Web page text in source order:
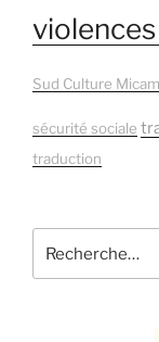
Sud Culture Micam
sécurité sociale
traduction
pour